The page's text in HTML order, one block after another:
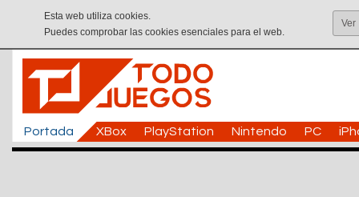
Esta web utiliza cookies.
Puedes comprobar las cookies esenciales para el web.
Ver
Portada XBox PlayStation Nintendo PC